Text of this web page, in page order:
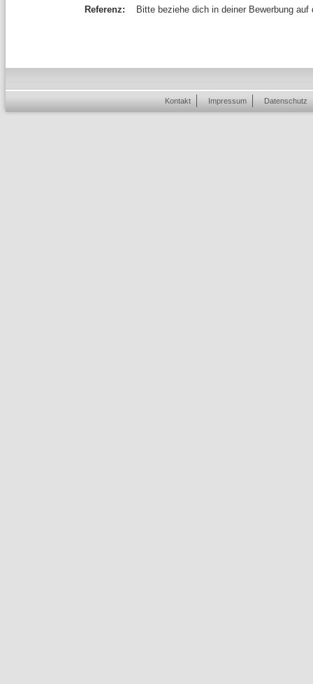
Referenz: Bitte beziehe dich in deiner Bewerbung auf
Kontakt Impressum Datenschutz